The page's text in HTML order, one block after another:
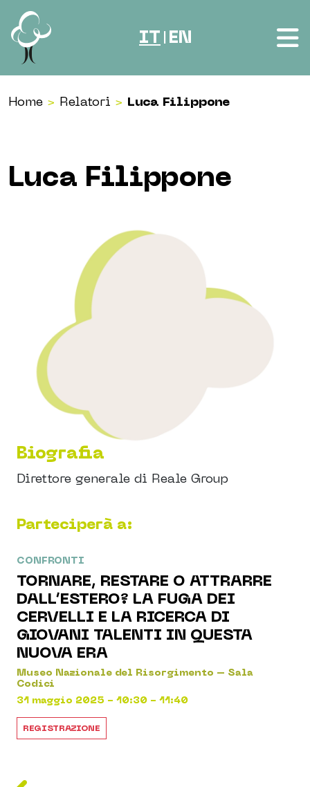
Vai al contenuto
IT EN
Home > Relatori > Luca Filippone
Luca Filippone
Biografia
Direttore generale di Reale Group
Parteciperà a:
CONFRONTI
TORNARE, RESTARE O ATTRARRE
DALL’ESTERO? LA FUGA DEI
CERVELLI E LA RICERCA DI
GIOVANI TALENTI IN QUESTA
NUOVA ERA
Museo Nazionale del Risorgimento – Sala
Codici
31 maggio 2025 - 10:30 - 11:40
REGISTRAZIONE